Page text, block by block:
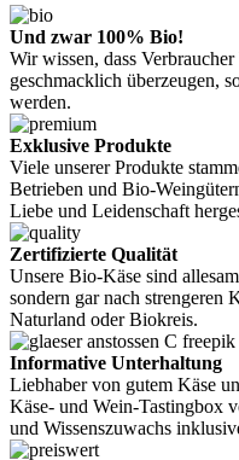
Und zwar 100% Bio!
Wir wissen, dass
geschmacklich überzeugen,
werden.
Exklusive Produkte
Viele unserer Produkte
Betrieben und Bio-
Liebe und Leidenschaft
Zertifizierte Qualität
Unsere Bio-Käse sind
sondern gar nach strengeren
Naturland oder Biokreis.
Informative Unterhaltung
Liebhaber von gutem Käse
Käse- und Wein-Tastingbox
und Wissenszuwachs